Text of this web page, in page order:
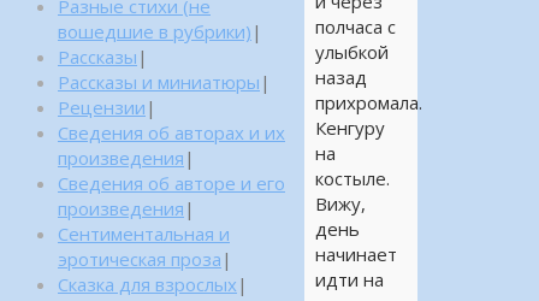
полчаса с
улыбкой
назад
прихромала.
Кенгуру
на
костыле.
Вижу,
день
начинает
идти на
Разные стихи (не
вошедшие в рубрики) |
Рассказы |
Рассказы и миниатюры |
Рецензии |
Сведения об авторах и их
произведения |
Сведения об авторе и его
произведения |
Сентиментальная и
эротическая проза |
Сказка для взрослых |